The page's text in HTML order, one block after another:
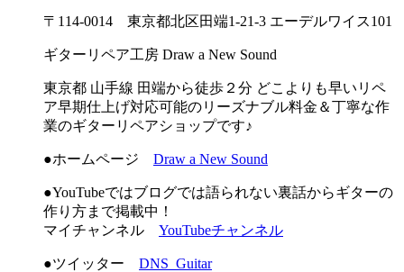
〒114-0014 東京都北区田端1-21-3 エーデルワイス101
ギターリペア工房 Draw a New Sound
東京都 山手線 田端から徒歩２分 どこよりも早いリペ
ア早期仕上げ対応可能のリーズナブル料金＆丁寧な作
業のギターリペアショップです♪
●ホームページ Draw a New Sound
●YouTubeではブログでは語られない裏話からギターの
作り方まで掲載中！
マイチャンネル YouTubeチャンネル
●ツイッター DNS_Guitar